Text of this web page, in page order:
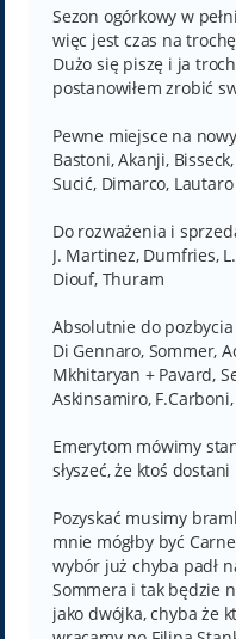
t
Sezon ogórkowy w
więc jest czas na
Dużo się piszę i ja
postanowiłem zrobić
Pewne miejsce na
Bastoni, Akanji,
Sucić, Dimarco,
Do rozważenia i
J. Martinez, Dumfries,
Diouf, Thuram
Absolutnie do pozbycia
Di Gennaro, Sommer,
Mkhitaryan + Pavard,
Askinsamiro,
Emerytom mówimy
słyszeć, że ktoś
Pozyskać musimy
mnie mógłby być
wybór już chyba padł
Sommera i tak będzie
jako dwójka, chyba że